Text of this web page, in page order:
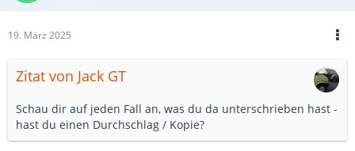
19. März 2025
Zitat von Jack GT
Schau dir auf jeden Fall an, was du da unterschrieben hast -
hast du einen Durchschlag / Kopie?